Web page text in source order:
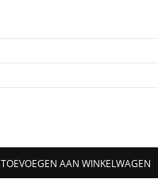
TOEVOEGEN AAN WINKELWAGEN